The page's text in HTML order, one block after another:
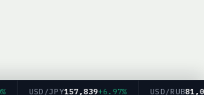
USD/JPY157,839+6.97% USD/RUB81,09